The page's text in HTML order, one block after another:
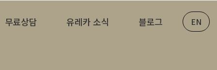
무료상담 유레카 소식 블로그 EN